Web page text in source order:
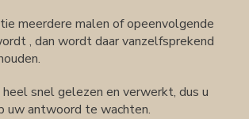
meerdere malen of opeenvolgende
, dan wordt daar vanzelfsprekend
snel gelezen en verwerkt, dus u
uw antwoord te wachten.